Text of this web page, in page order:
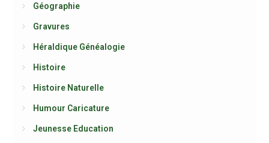
Géographie
Gravures
Héraldique Généalogie
Histoire
Histoire Naturelle
Humour Caricature
Jeunesse Education